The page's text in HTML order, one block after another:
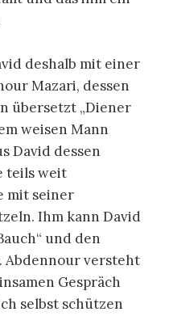
deshalb mit einer
Mazari, dessen
übersetzt „Diener
weisen Mann
David dessen
teils weit
mit seiner
Ihm kann David
und den
Abdennour versteht
Gespräch
selbst schützen